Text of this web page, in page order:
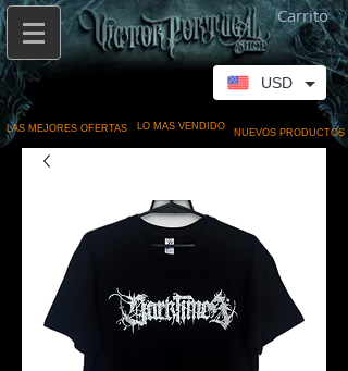
Carrito
LAS MEJORES OFERTAS LO MAS VENDIDO
NUEVOS PRODUCTOS
USD